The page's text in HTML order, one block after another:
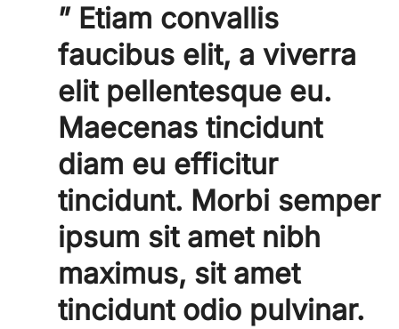
” Etiam convallis
faucibus elit, a viverra
elit pellentesque eu.
Maecenas tincidunt
diam eu efficitur
tincidunt. Morbi semper
ipsum sit amet nibh
maximus, sit amet
tincidunt odio pulvinar.